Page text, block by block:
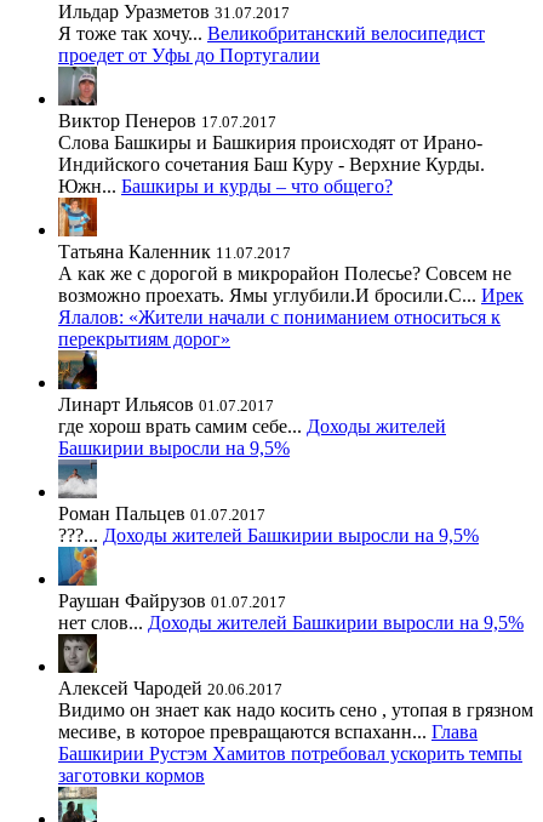
Ильдар Уразметов 31.07.2017
Я тоже так хочу... Великобританский велосипедист
проедет от Уфы до Португалии
Виктор Пенеров 17.07.2017
Слова Башкиры и Башкирия происходят от Ирано-
Индийского сочетания Баш Куру - Верхние Курды.
Южн... Башкиры и курды – что общего?
Татьяна Каленник 11.07.2017
А как же с дорогой в микрорайон Полесье? Совсем не
возможно проехать. Ямы углубили.И бросили.С... Ирек
Ялалов: «Жители начали с пониманием относиться к
перекрытиям дорог»
Линарт Ильясов 01.07.2017
где хорош врать самим себе... Доходы жителей
Башкирии выросли на 9,5%
Роман Пальцев 01.07.2017
???... Доходы жителей Башкирии выросли на 9,5%
Раушан Файрузов 01.07.2017
нет слов... Доходы жителей Башкирии выросли на 9,5%
Алексей Чародей 20.06.2017
Видимо он знает как надо косить сено , утопая в грязном
месиве, в которое превращаются вспаханн... Глава
Башкирии Рустэм Хамитов потребовал ускорить темпы
заготовки кормов